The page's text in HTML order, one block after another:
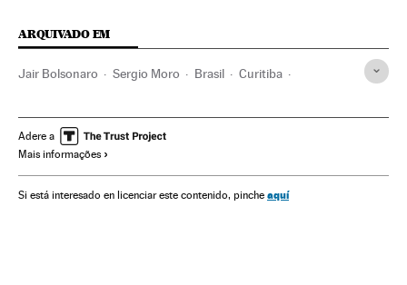
ARQUIVADO EM
Jair Bolsonaro Sergio Moro Brasil Curitiba
Crisis políticas Operación Lava Jato
Carlos Bolsonaro
Adere a
Mais informações
Si está interesado en licenciar este contenido, pinche aquí